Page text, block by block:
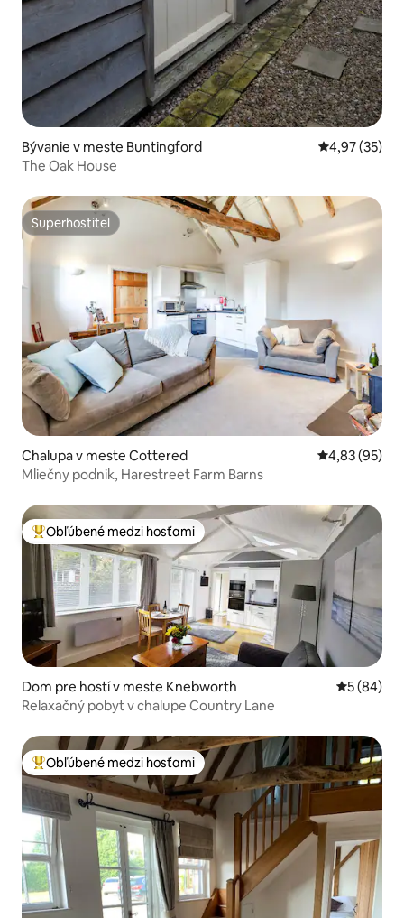
Bývanie v meste Buntingford Priemerné
4,97 (35)
The Oak House
Superhostiteľ
Superhostiteľ
Chalupa v meste Cottered Priemerné
4,83 (95)
Mliečny podnik, Harestreet Farm Barns
Najobľúbenejšie medzi hosťami
Obľúbené medzi hosťami
Dom pre hostí v meste Knebworth
5 (84)
Relaxačný pobyt v chalupe Country Lane
Najobľúbenejšie medzi hosťami
Obľúbené medzi hosťami